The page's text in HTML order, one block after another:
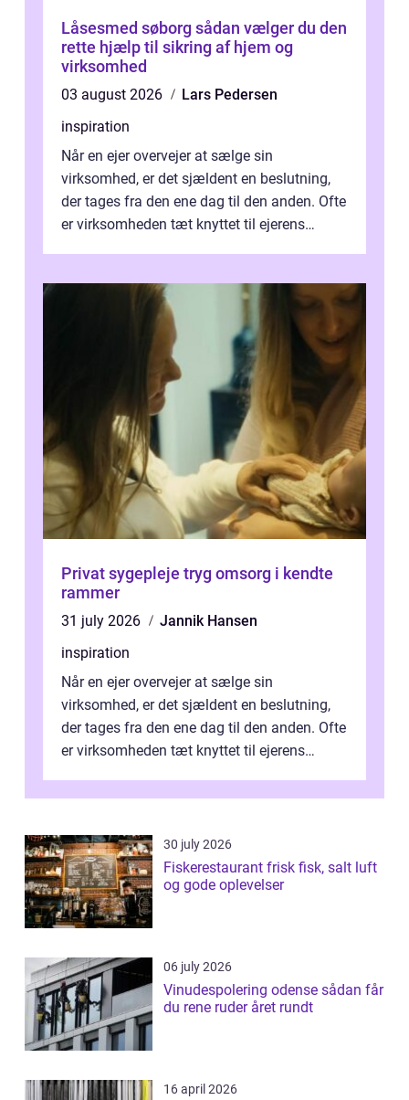
Låsesmed søborg sådan vælger du den
rette hjælp til sikring af hjem og
virksomhed
03 august 2026
Lars Pedersen
inspiration
Når en ejer overvejer at sælge sin
virksomhed, er det sjældent en beslutning,
der tages fra den ene dag til den anden. Ofte
er virksomheden tæt knyttet til ejerens
Privat sygepleje tryg omsorg i kendte
rammer
31 july 2026
Jannik Hansen
inspiration
Når en ejer overvejer at sælge sin
virksomhed, er det sjældent en beslutning,
der tages fra den ene dag til den anden. Ofte
er virksomheden tæt knyttet til ejerens
30 july 2026
Fiskerestaurant frisk fisk, salt luft
og gode oplevelser
06 july 2026
Vinudespolering odense sådan får
du rene ruder året rundt
16 april 2026